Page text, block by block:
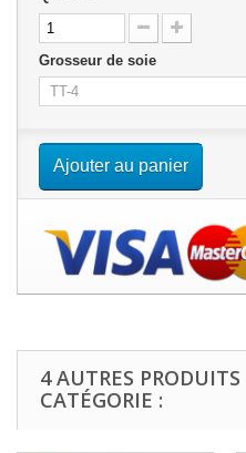
Grosseur de soie
Ajouter au panier
4 AUTRES
CATÉGORIE :